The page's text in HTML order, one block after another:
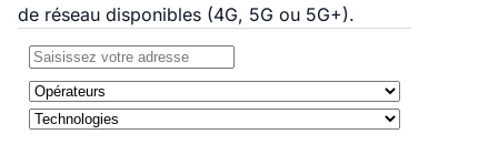
de réseau disponibles (4G, 5G ou 5G+).